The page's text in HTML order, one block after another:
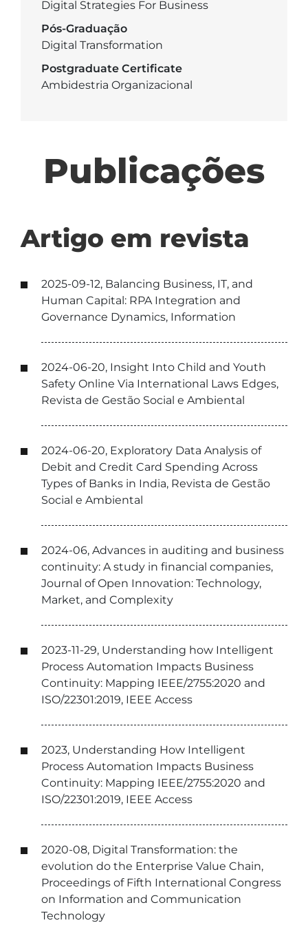
Digital Strategies For Business
Pós-Graduação
Digital Transformation
Postgraduate Certificate
Ambidestria Organizacional
Publicações
Artigo em revista
2025-09-12, Balancing Business, IT, and
Human Capital: RPA Integration and
Governance Dynamics, Information
2024-06-20, Insight Into Child and Youth
Safety Online Via International Laws Edges,
Revista de Gestão Social e Ambiental
2024-06-20, Exploratory Data Analysis of
Debit and Credit Card Spending Across
Types of Banks in India, Revista de Gestão
Social e Ambiental
2024-06, Advances in auditing and business
continuity: A study in financial companies,
Journal of Open Innovation: Technology,
Market, and Complexity
2023-11-29, Understanding how Intelligent
Process Automation Impacts Business
Continuity: Mapping IEEE/2755:2020 and
ISO/22301:2019, IEEE Access
2023, Understanding How Intelligent
Process Automation Impacts Business
Continuity: Mapping IEEE/2755:2020 and
ISO/22301:2019, IEEE Access
2020-08, Digital Transformation: the
evolution do the Enterprise Value Chain,
Proceedings of Fifth International Congress
on Information and Communication
Technology